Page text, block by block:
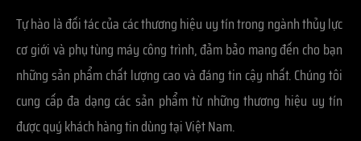
Tự hào là đối tác của các thương hiệu uy tín trong ngành thủy lực
cơ giới và phụ tùng máy công trình, đảm bảo mang đến cho bạn
những sản phẩm chất lượng cao và đáng tin cậy nhất. Chúng tôi
cung cấp đa dạng các sản phẩm từ những thương hiệu uy tín
được quý khách hàng tin dùng tại Việt Nam.